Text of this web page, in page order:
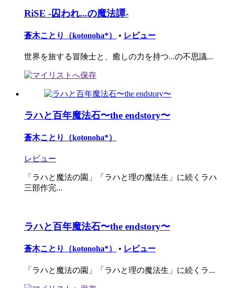
RiSE -囚われ...の魔法譚-
蒼木ことり（kotonoha*） • レビュー
世界を旅する冒険士と、癒しの力を持つ...の不思議...
ラハと百年魔法石〜the endstory〜
蒼木ことり（kotonoha*）
レビュー
「ラハと魔法の園」「ラハと理の魔法生」に続くラハ
三部作完...
ラハと百年魔法石〜the endstory〜
蒼木ことり（kotonoha*） • レビュー
「ラハと魔法の園」「ラハと理の魔法生」に続くラ...